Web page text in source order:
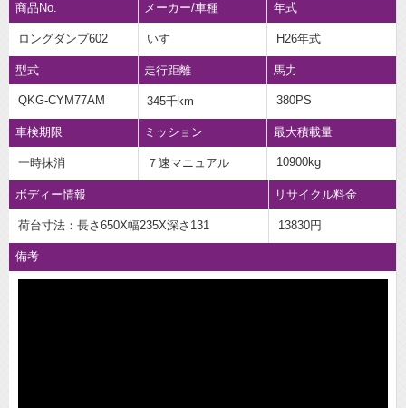
商品No.
ロングダンプ602
メーカー/車種
いすゞ
年式
H26年式
型式
QKG-CYM77AM
走行距離
345千km
馬力
380PS
車検期限
一時抹消
ミッション
７速マニュアル
最大積載量
10900kg
ボディー情報
荷台寸法：長さ650X幅235X深さ131
リサイクル料金
13830円
備考